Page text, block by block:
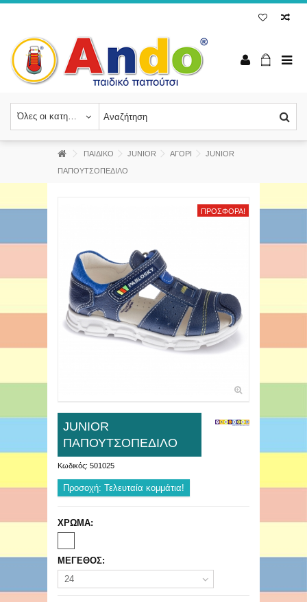
Όλες οι κατηγορίες
ΠΑΙΔΙΚΟ JUNIOR ΑΓΟΡΙ JUNIOR
ΠΑΠΟΥΤΣΟΠΕΔΙΛΟ
ΠΡΟΣΦΟΡΆ!
JUNIOR
ΠΑΠΟΥΤΣΟΠΕΔΙΛΟ
Κωδικός: 501025
Προσοχή: Τελευταία κομμάτια!
ΧΡΩΜΑ:
ΜΕΓΕΘΟΣ:
24